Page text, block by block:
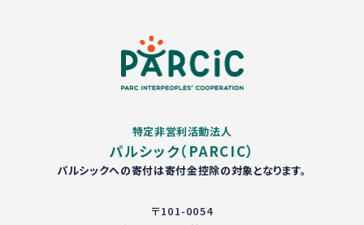
特定非営利活動法人
パルシック（PARCIC）
パルシックへの寄付は寄付金控除の対象となります。
〒101-0054